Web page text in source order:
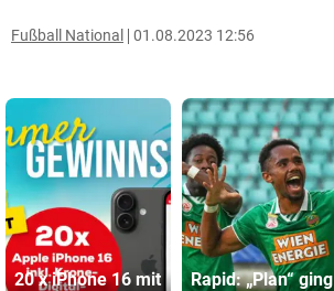
Fußball National 01.08.2023 12:56
20 x iPhone 16 mit
Rapid: „Plan“ ging